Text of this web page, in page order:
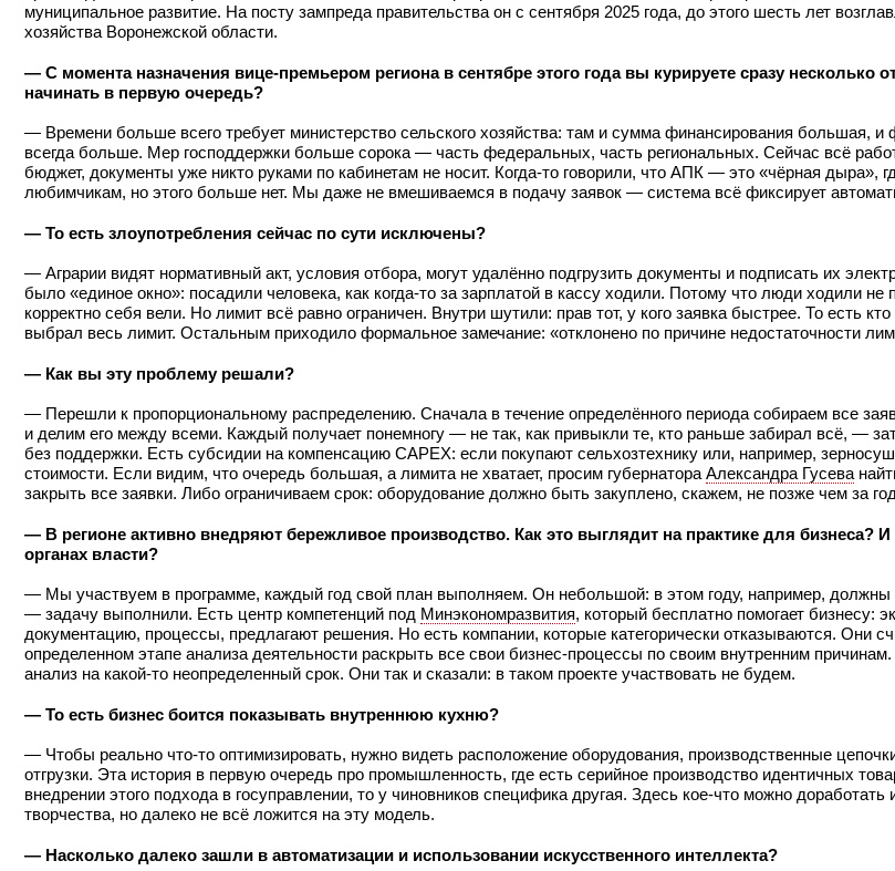
муниципальное развитие. На посту зампреда правительства он с сентября 2025 года, до этого шесть лет
хозяйства Воронежской области.
— С момента назначения вице-премьером региона в сентябре этого года вы курируете сразу несколько
начинать в первую очередь?
— Времени больше всего требует министерство сельского хозяйства: там и сумма финансирования большая,
всегда больше. Мер господдержки больше сорока — часть федеральных, часть региональных. Сейчас всё
бюджет, документы уже никто руками по кабинетам не носит. Когда-то говорили, что АПК — это «чёрная дыра»,
любимчикам, но этого больше нет. Мы даже не вмешиваемся в подачу заявок — система всё фиксирует
— То есть злоупотребления сейчас по сути исключены?
— Аграрии видят нормативный акт, условия отбора, могут удалённо подгрузить документы и подписать их
было «единое окно»: посадили человека, как когда-то за зарплатой в кассу ходили. Потому что люди ходили не
корректно себя вели. Но лимит всё равно ограничен. Внутри шутили: прав тот, у кого заявка быстрее. То есть
выбрал весь лимит. Остальным приходило формальное замечание: «отклонено по причине недостаточности
— Как вы эту проблему решали?
— Перешли к пропорциональному распределению. Сначала в течение определённого периода собираем все
и делим его между всеми. Каждый получает понемногу — не так, как привыкли те, кто раньше забирал всё, —
без поддержки. Есть субсидии на компенсацию CAPEX: если покупают сельхозтехнику или, например,
стоимости. Если видим, что очередь большая, а лимита не хватает, просим губернатора Александра Гусева
закрыть все заявки. Либо ограничиваем срок: оборудование должно быть закуплено, скажем, не позже чем за
— В регионе активно внедряют бережливое производство. Как это выглядит на практике для бизнеса?
органах власти?
— Мы участвуем в программе, каждый год свой план выполняем. Он небольшой: в этом году, например, должны
— задачу выполнили. Есть центр компетенций под Минэкономразвития, который бесплатно помогает бизнесу:
документацию, процессы, предлагают решения. Но есть компании, которые категорически отказываются. Они
определенном этапе анализа деятельности раскрыть все свои бизнес-процессы по своим внутренним
анализ на какой-то неопределенный срок. Они так и сказали: в таком проекте участвовать не будем.
— То есть бизнес боится показывать внутреннюю кухню?
— Чтобы реально что-то оптимизировать, нужно видеть расположение оборудования, производственные
отгрузки. Эта история в первую очередь про промышленность, где есть серийное производство идентичных
внедрении этого подхода в госуправлении, то у чиновников специфика другая. Здесь кое-что можно доработать
творчества, но далеко не всё ложится на эту модель.
— Насколько далеко зашли в автоматизации и использовании искусственного интеллекта?